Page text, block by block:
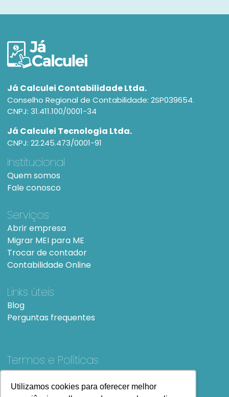
Utilizamos cookies para oferecer melhor
Utilizamos cookies para oferecer melhor
Já Calculei Contabilidade Ltda.
Conselho Regional de Contabilidade: 2SP039654.
CNPJ: 31.411.100/0001-34
Já Calculei Tecnologia Ltda.
CNPJ: 22.245.473/0001-91
Institucional
Quem somos
Fale conosco
Serviços
Abrir empresa
Migrar MEI para ME
Trocar de contador
Contabilidade Online
Links úteis
Blog
Perguntas frequentes
Termos e Políticas
Termos e condições de UsoSiteMap